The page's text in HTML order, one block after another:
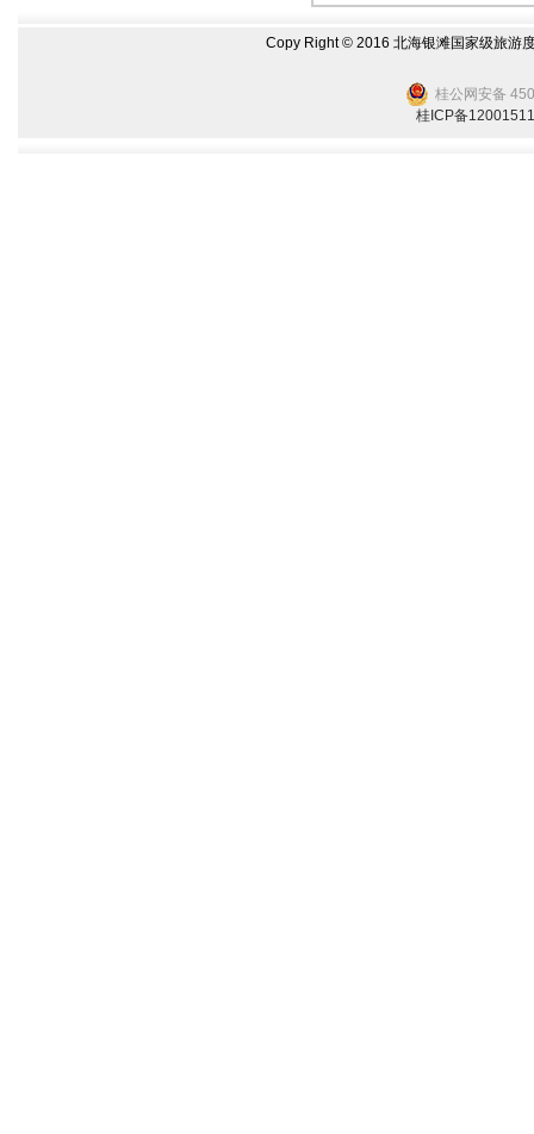
Copy Right © 2016 北海银滩国家级旅游
桂公网安备
桂ICP备